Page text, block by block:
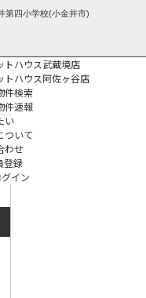
第四小学校(小金井市)
トハウス武蔵境店
トハウス阿佐ヶ谷店
件検索
件速報
い
ついて
わせ
登録
イン